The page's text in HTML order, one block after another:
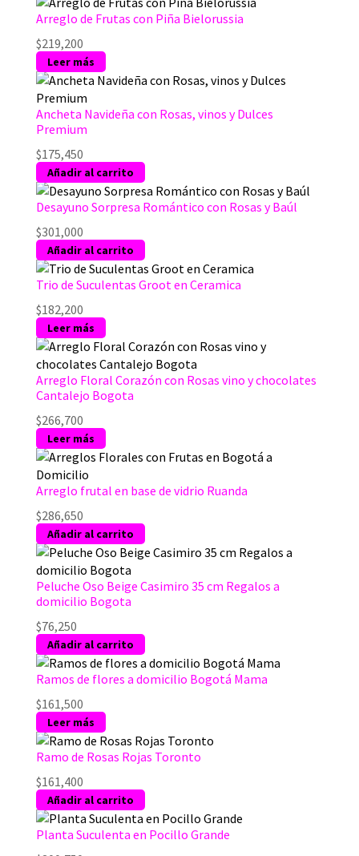
Arreglo de Frutas con Piña Bielorussia
$219,200
Leer más
Ancheta Navideña con Rosas, vinos y Dulces
Premium
$175,450
Añadir al carrito
Desayuno Sorpresa Romántico con Rosas y Baúl
$301,000
Añadir al carrito
Trio de Suculentas Groot en Ceramica
$182,200
Leer más
Arreglo Floral Corazón con Rosas vino y chocolates
Cantalejo Bogota
$266,700
Leer más
Arreglo frutal en base de vidrio Ruanda
$286,650
Añadir al carrito
Peluche Oso Beige Casimiro 35 cm Regalos a
domicilio Bogota
$76,250
Añadir al carrito
Ramos de flores a domicilio Bogotá Mama
$161,500
Leer más
Ramo de Rosas Rojas Toronto
$161,400
Añadir al carrito
Planta Suculenta en Pocillo Grande